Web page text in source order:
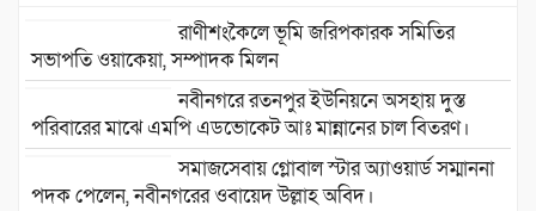
রাণীশংকৈলে ভূমি জরিপকারক সমিতির
সভাপতি ওয়াকেয়া, সম্পাদক মিলন
নবীনগরে রতনপুর ইউনিয়নে অসহায় দুস্ত
পরিবারের মাঝে এমপি এডভোকেট আঃ মান্নানের চাল বিতরণ।
সমাজসেবায় গ্লোবাল স্টার অ্যাওয়ার্ড সম্মাননা
পদক পেলেন, নবীনগরের ওবায়েদ উল্লাহ অবিদ।